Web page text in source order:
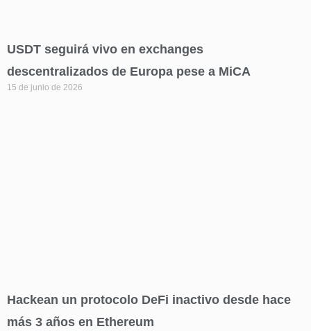
USDT seguirá vivo en exchanges
descentralizados de Europa pese a MiCA
15 de junio de 2026
Hackean un protocolo DeFi inactivo desde hace
más 3 años en Ethereum